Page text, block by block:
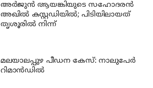
അര്‍ജുന്‍ ആയങ്കിയുടെ സഹോദരന്‍
അഖില്‍ കസ്റ്റഡിയില്‍; പിടിയിലായത്
തൃശൂരില്‍ നിന്ന്
മലയാലപ്പുഴ പീഡന കേസ്: നാലുപേര്‍
റിമാന്‍ഡില്‍